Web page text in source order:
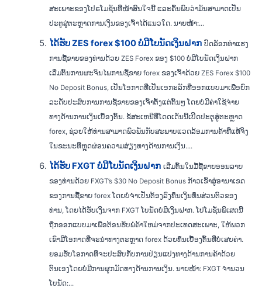
ສະເພາະຂອງໂປຣໂມຊັນທີ່ໜ້າສົນໃຈນີ້ ແລະຄົ້ນພົບວ່າມັນສາມາດເປັນ
ປະຕູສູ່ຕະຫຼາດການເງິນຂອງເຈົ້າໄດ້ແນວໃດ. ນາຍໜ້າ:...
ໄດ້ຮັບ ZES forex $100 ບໍ່ມີໂບນັດເງິນຝາກ ປົດລັອກທ່າແຮງ
ການຊື້ຂາຍຂອງທ່ານດ້ວຍ ZES Forex ຂອງ $100 ບໍ່ມີໂບນັດເງິນຝາກ
ເລີ່ມຕົ້ນການຜະຈົນໄພການຊື້ຂາຍ forex ຂອງເຈົ້າດ້ວຍ ZES Forex $100
No Deposit Bonus, ເປັນໂອກາດທີ່ເປັນເອກະລັກທີ່ອອກແບບມາເພື່ອຍົກ
ລະດັບປະສົບການການຊື້ຂາຍຂອງເຈົ້າຕັ້ງແຕ່ຕົ້ນໆ ໂດຍບໍ່ມີຄ່າໃຊ້ຈ່າຍ
ທາງດ້ານການເງິນເບື້ອງຕົ້ນ. ຂໍ້ສະເຫນີທີ່ໂດດເດັ່ນນີ້ເປີດປະຕູສູ່ຕະຫຼາດ
forex, ຊ່ວຍໃຫ້ທ່ານສາມາດພົວພັນກັບສະພາບແວດລ້ອມການຄ້າທີ່ແທ້ຈິງ
ໃນຂະນະທີ່ຫຼຸດຜ່ອນຄວາມສ່ຽງທາງດ້ານການເງິນ....
ໄດ້ຮັບ FXGT ບໍ່ມີໂບນັດເງິນຝາກ ເລີ່ມຕົ້ນໃນມື້ຊື້ຂາຍອອນລາຍ
ຂອງທ່ານດ້ວຍ FXGT’s $30 No Deposit Bonus ກ້າວເຂົ້າສູ່ອານາເຂດ
ຂອງການຊື້ຂາຍ forex ໂດຍບໍ່ຈຳເປັນຕ້ອງລົງທຶນເງິນທຶນສ່ວນຕົວຂອງ
ທ່ານ, ໂດຍໄດ້ຮັບເງິນຈາກ FXGT ໂບນັດບໍ່ມີເງິນຝາກ. ໂປໂມຊັ່ນພິເສດນີ້
ຖືກອອກແບບມາເພື່ອຕ້ອນຮັບພໍ່ຄ້າໃຫມ່ຈາກປະເທດສະເພາະ, ໃຫ້ພວກ
ເຂົາມີໂອກາດທີ່ຈະນໍາທາງຕະຫຼາດ forex ດ້ວຍທຶນເບື້ອງຕົ້ນທີ່ບໍ່ເສຍຄ່າ.
ຍອມຮັບໂອກາດທີ່ຈະປະສົບກັບການປ່ຽນແປງທາງດ້ານການຄ້າດ້ວຍ
ຕົນເອງໂດຍບໍ່ມີການຜູກມັດທາງດ້ານການເງິນ. ນາຍໜ້າ: FXGT ຈຳນວນ
ໂບນັດ:...